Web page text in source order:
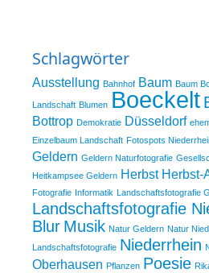
Schlagwörter
Ausstellung Bahnhof Baum Baum
Landschaft Blumen Boeckelt
Bottrop Demokratie Düsseldorf
Einzelbaum Landschaft Fotospots
Geldern Geldern Naturfotografie
Heitkampsee Geldern Herbst Herbst-
Fotografie Informatik Landschaftsfotografie
Landschaftsfotografie
Blur Musik Natur Geldern Natur
Landschaftsfotografie Niederrhein
Oberhausen Pflanzen Poesie